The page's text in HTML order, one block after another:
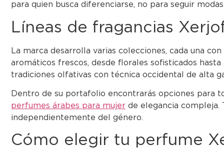
para quien busca diferenciarse, no para seguir
Líneas de fragancias
La marca desarrolla varias colecciones, cada una
aromáticos frescos, desde florales sofisticados
tradiciones olfativas con técnica occidental de alta
Dentro de su portafolio encontrarás opciones para
perfumes árabes para mujer de elegancia compleja.
independientemente del género.
Cómo elegir tu perfume